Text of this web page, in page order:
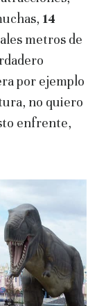
14
metros de
por ejemplo
no quiero
enfrente,